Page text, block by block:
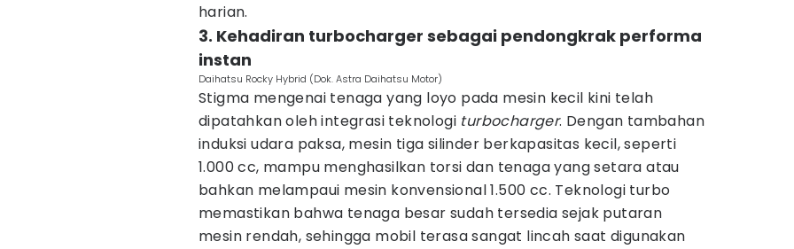
harian.
3. Kehadiran turbocharger sebagai pendongkrak performa
instan
Daihatsu Rocky Hybrid (Dok. Astra Daihatsu Motor)
Stigma mengenai tenaga yang loyo pada mesin kecil kini telah
dipatahkan oleh integrasi teknologi turbocharger. Dengan tambahan
induksi udara paksa, mesin tiga silinder berkapasitas kecil, seperti
1.000 cc, mampu menghasilkan torsi dan tenaga yang setara atau
bahkan melampaui mesin konvensional 1.500 cc. Teknologi turbo
memastikan bahwa tenaga besar sudah tersedia sejak putaran
mesin rendah, sehingga mobil terasa sangat lincah saat digunakan